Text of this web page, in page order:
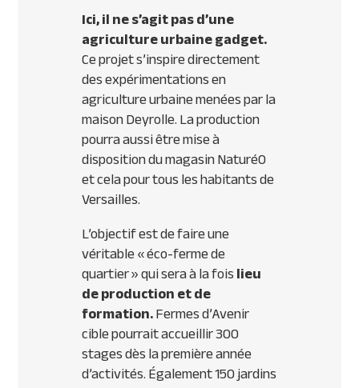
Ici, il ne s’agit pas d’une
agriculture urbaine gadget.
Ce projet s’inspire directement
des expérimentations en
agriculture urbaine menées par la
maison Deyrolle. La production
pourra aussi être mise à
disposition du magasin NaturéO
et cela pour tous les habitants de
Versailles.
L’objectif est de faire une
véritable « éco-ferme de
quartier » qui sera à la foislieu
de production et de
formation.Fermes d’Avenir
cible pourrait accueillir 300
stages dès la première année
d’activités. Également 150 jardins